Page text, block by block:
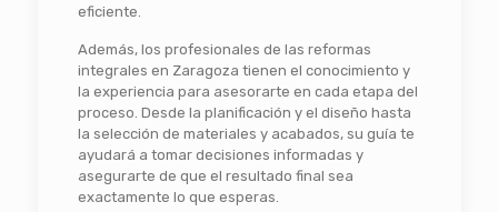
eficiente.
Además, los profesionales de las reformas
integrales en Zaragoza tienen el conocimiento y
la experiencia para asesorarte en cada etapa del
proceso. Desde la planificación y el diseño hasta
la selección de materiales y acabados, su guía te
ayudará a tomar decisiones informadas y
asegurarte de que el resultado final sea
exactamente lo que esperas.